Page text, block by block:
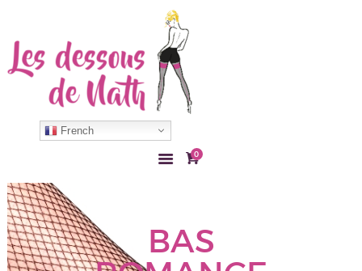
French
0
BAS
ACCUEIL
BAS
MON COMPTE
CONTACT